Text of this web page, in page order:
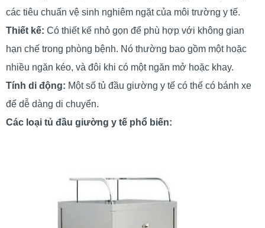
các tiêu chuẩn vệ sinh nghiêm ngặt của môi trường y tế.
Thiết kế: Có thiết kế nhỏ gọn để phù hợp với không gian
hạn chế trong phòng bệnh. Nó thường bao gồm một hoặc
nhiều ngăn kéo, và đôi khi có một ngăn mở hoặc khay.
Tính di động: Một số tủ đầu giường y tế có thế có bánh xe
để dễ dàng di chuyển.
Các loại tủ đầu giường y tế phổ biến: